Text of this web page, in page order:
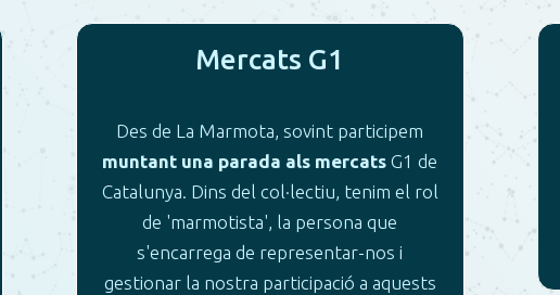
Mercats G1
Des de La Marmota, sovint participem
muntant una parada als mercats G1 de
Catalunya. Dins del col·lectiu, tenim el rol
de 'marmotista', la persona que
s'encarrega de representar-nos i
gestionar la nostra participació a aquests